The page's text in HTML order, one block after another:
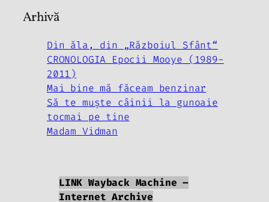
Arhivă
Din ăla, din „Războiul Sfânt“
CRONOLOGIA Epocii Mooye (1989-
2011)
Mai bine mă făceam benzinar
Să te muşte câinii la gunoaie
tocmai pe tine
Madam Vidman
LINK Wayback Machine –
Internet Archive